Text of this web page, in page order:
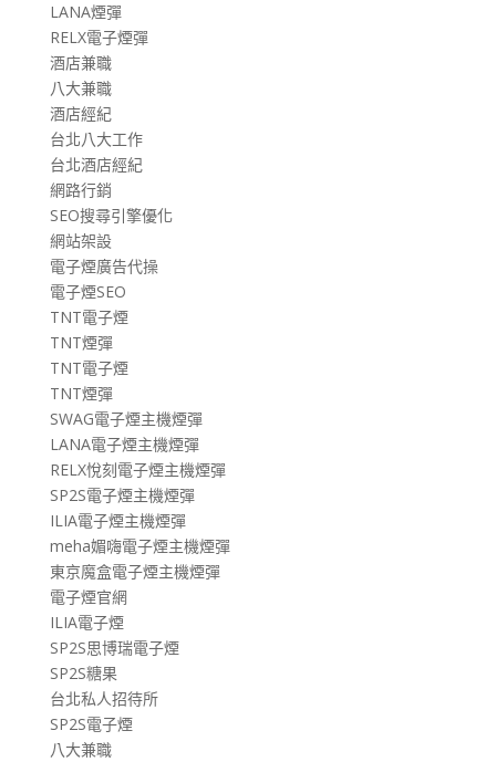
LANA煙彈
RELX電子煙彈
酒店兼職
八大兼職
酒店經紀
台北八大工作
台北酒店經紀
網路行銷
SEO搜尋引擎優化
網站架設
電子煙廣告代操
電子煙SEO
TNT電子煙
TNT煙彈
TNT電子煙
TNT煙彈
SWAG電子煙主機煙彈
LANA電子煙主機煙彈
RELX悅刻電子煙主機煙彈
SP2S電子煙主機煙彈
ILIA電子煙主機煙彈
meha媚嗨電子煙主機煙彈
東京魔盒電子煙主機煙彈
電子煙官網
ILIA電子煙
SP2S思博瑞電子煙
SP2S糖果
台北私人招待所
SP2S電子煙
八大兼職